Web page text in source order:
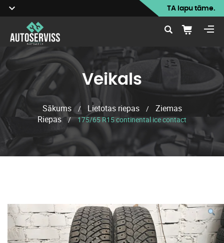
TA lapu tāme.
Veikals
Sākums / Lietotas riepas /
Ziemas
Riepas / 175/65 R15 continental ice contact